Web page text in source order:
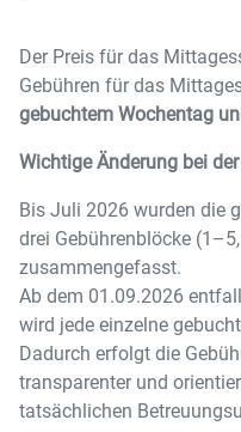
Der Preis für das
Gebühren für das
gebuchtem Wochentag
Wichtige Änderung bei
Bis Juli 2026 wurden die
drei Gebührenblöcke
zusammengefasst.
Ab dem 01.09.2026
wird jede einzelne
Dadurch erfolgt die
transparenter und
tatsächlichen